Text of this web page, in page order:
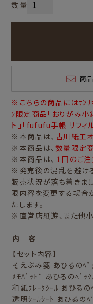
商
※こちらの商品にはｻﾝ
ﾝ限定商品「おりがみ小
ト」「fufufu手帳 リフィ
※本商品は、 古川紙工
※本商品は、 数量限定
※本商品は、 １回のご
※発売後の混乱を避け
販売状況が落ち着きま
限内容を変更する場合
たします。
※直営店紙遊、また他
内 容
【セット内容】
そえぶみ箋 あひるのﾍ
ﾒﾓﾊﾟｯﾄﾞ あひるのﾍﾟｯ
和紙ﾌﾚｰｸｼｰﾙ あひる
透明ｼｰﾙｼｰﾄ あひるの